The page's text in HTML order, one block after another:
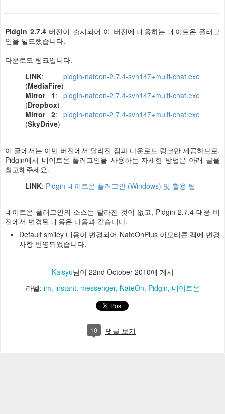
Pidgin 2.7.4버전이 출시되어 이 버전에 대응하는 네이트온 플러그
인을 빌드했습니다.
다운로드 링크입니다.
LINK: pidgin-nateon-2.7.4-svn147+multi-chat.exe
(MediaFire)
Mirror 1: pidgin-nateon-2.7.4-svn147+multi-chat.exe
(Dropbox)
Mirror 2: pidgin-nateon-2.7.4-svn147+multi-chat.exe
(SkyDrive)
이 글에서는 이번 버전에서 달라진 점과 다운로드 링크만 제공하므로,
Pidgin에서 네이트온 플러그인을 사용하는 자세한 방법은 아래 글을
참고해주세요.
LINK: Pidgin 네이트온 플러그인 (Windows) 및 활용 팁
네이트온 플러그인의 소스는 달라진 것이 없고, Pidgin 2.7.4 대응 버
전에서 변경된 내용은 다음과 같습니다.
Default smiley 내용이 변경되어 NateOnPlus 이모티콘 팩에 변경
사항 반영되었습니다.
Kaisyu님이 22nd October 2010에 게시
라벨: im instant messenger NateOn Pidgin 네이트온
10 댓글 보기